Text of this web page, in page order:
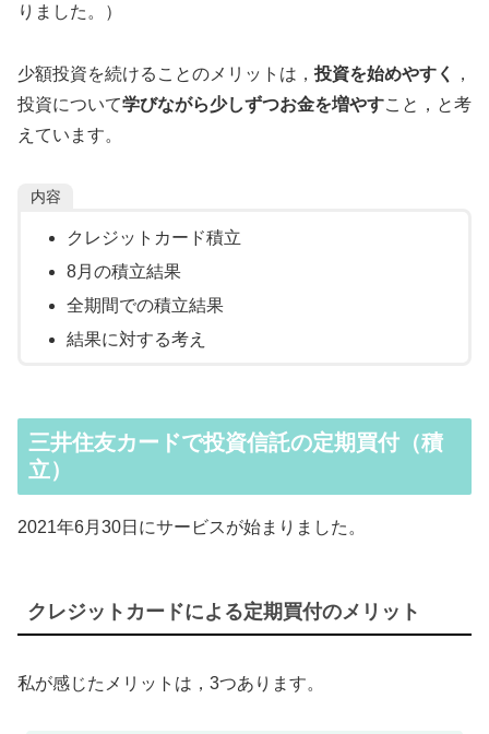
りました。）
少額投資を続けることのメリットは， 投資を始めやすく
，
投資について学びながら少しずつお金を増やすこと，と考
えています。
内容
クレジットカード積立
8月の積立結果
全期間での積立結果
結果に対する考え
三井住友カードで投資信託の定期買付（積
立）
2021年6月30日にサービスが始まりました。
クレジットカードによる定期買付のメリット
私が感じたメリットは，3つあります。